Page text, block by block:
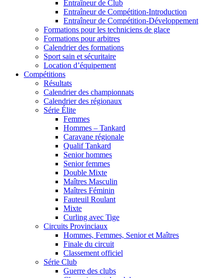
Entraîneur de Club
Entraîneur de Compétition-Introduction
Entraîneur de Compétition-Développement
Formations pour les techniciens de glace
Formations pour arbitres
Calendrier des formations
Sport sain et sécuritaire
Location d’équipement
Compétitions
Résultats
Calendrier des championnats
Calendrier des régionaux
Série Élite
Femmes
Hommes – Tankard
Caravane régionale
Qualif Tankard
Senior hommes
Senior femmes
Double Mixte
Maîtres Masculin
Maîtres Féminin
Fauteuil Roulant
Mixte
Curling avec Tige
Circuits Provinciaux
Hommes, Femmes, Senior et Maîtres
Finale du circuit
Classement officiel
Série Club
Guerre des clubs